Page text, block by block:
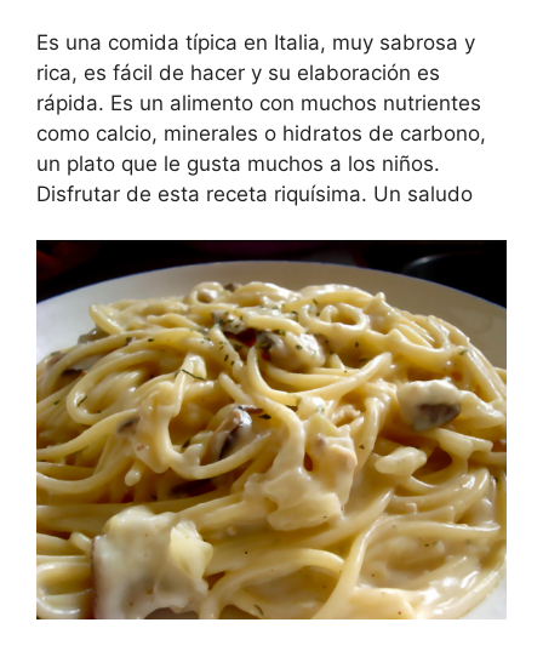
Es una comida típica en Italia, muy sabrosa y
rica, es fácil de hacer y su elaboración es
rápida. Es un alimento con muchos nutrientes
como calcio, minerales o hidratos de carbono,
un plato que le gusta muchos a los niños.
Disfrutar de esta receta riquísima. Un saludo